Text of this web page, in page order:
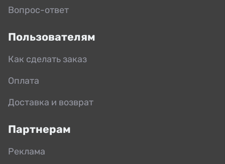
Вопрос-ответ
Пользователям
Как сделать заказ
Оплата
Доставка и возврат
Партнерам
Реклама